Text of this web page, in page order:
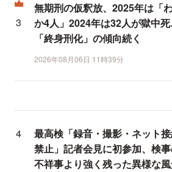
無期刑の仮釈放、2025年は「
か4人」2024年は32人が獄中
「終身刑化」の傾向続く
2026年08月06日 11時39分
最高検「録音・撮影・ネット
禁止」記者会見に初参加、検
不祥事より強く残った異様な